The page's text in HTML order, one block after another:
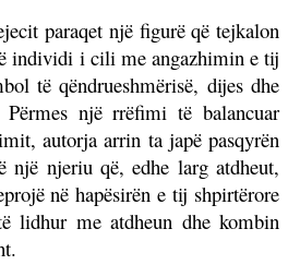
paraqet një figurë që tejkalon
individi i cili me angazhimin e tij
të qëndrueshmërisë, dijes dhe
Përmes një rrëfimi të balancuar
autorja arrin ta japë pasqyrën
njeriu që, edhe larg atdheut,
në hapësirën e tij shpirtërore
lidhur me atdheun dhe kombin